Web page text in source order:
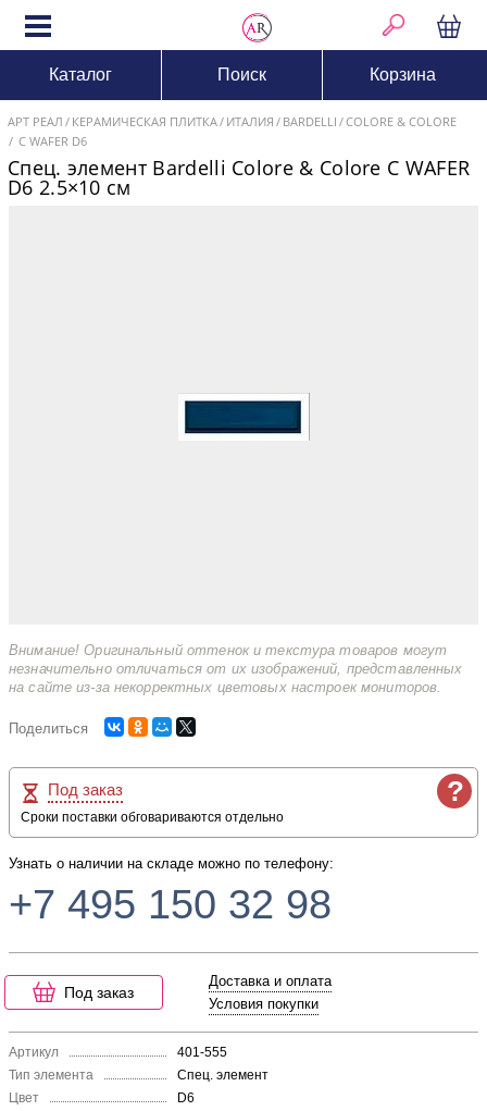
Каталог Поиск Корзина
АРТ РЕАЛ КЕРАМИЧЕСКАЯ ПЛИТКА ИТАЛИЯ BARDELLI COLORE & COLORE
C WAFER D6
Спец. элемент Bardelli Colore & Colore C WAFER
D6 2.5×10 см
Внимание! Оригинальный оттенок и текстура товаров могут
незначительно отличаться от их изображений, представленных
на сайте из-за некорректных цветовых настроек мониторов.
Поделиться
?
Под заказ
Сроки поставки обговариваются отдельно
Узнать о наличии на складе можно по телефону:
+7 495 150 32 98
Под заказ
Доставка и оплата
Условия покупки
Артикул
401-555
Тип элемента
Спец. элемент
Цвет
D6